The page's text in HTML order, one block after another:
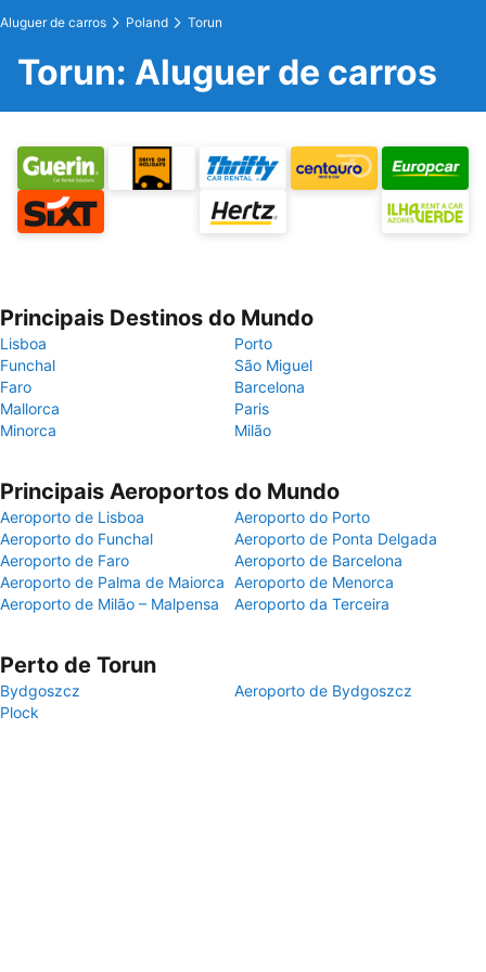
Aluguer de carros Poland Torun
Torun: Aluguer de carros
Principais Destinos do Mundo
Lisboa
Porto
Funchal
São Miguel
Faro
Barcelona
Mallorca
Paris
Minorca
Milão
Principais Aeroportos do Mundo
Aeroporto de Lisboa
Aeroporto do Porto
Aeroporto do Funchal
Aeroporto de Ponta Delgada
Aeroporto de Faro
Aeroporto de Barcelona
Aeroporto de Palma de Maiorca Aeroporto de Menorca
Aeroporto de Milão – Malpensa
Aeroporto da Terceira
Perto de Torun
Bydgoszcz
Aeroporto de Bydgoszcz
Plock